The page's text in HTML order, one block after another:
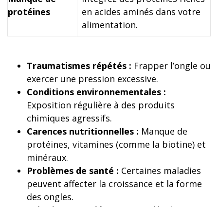
protéines
en acides aminés dans votre
alimentation.
Traumatismes répétés : Frapper l’ongle ou
exercer une pression excessive.
Conditions environnementales :
Exposition régulière à des produits
chimiques agressifs.
Carences nutritionnelles : Manque de
protéines, vitamines (comme la biotine) et
minéraux.
Problèmes de santé : Certaines maladies
peuvent affecter la croissance et la forme
des ongles.